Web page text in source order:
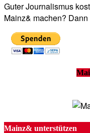
Guter Journalismus
Mainz& machen?
Mainz& unterstützen